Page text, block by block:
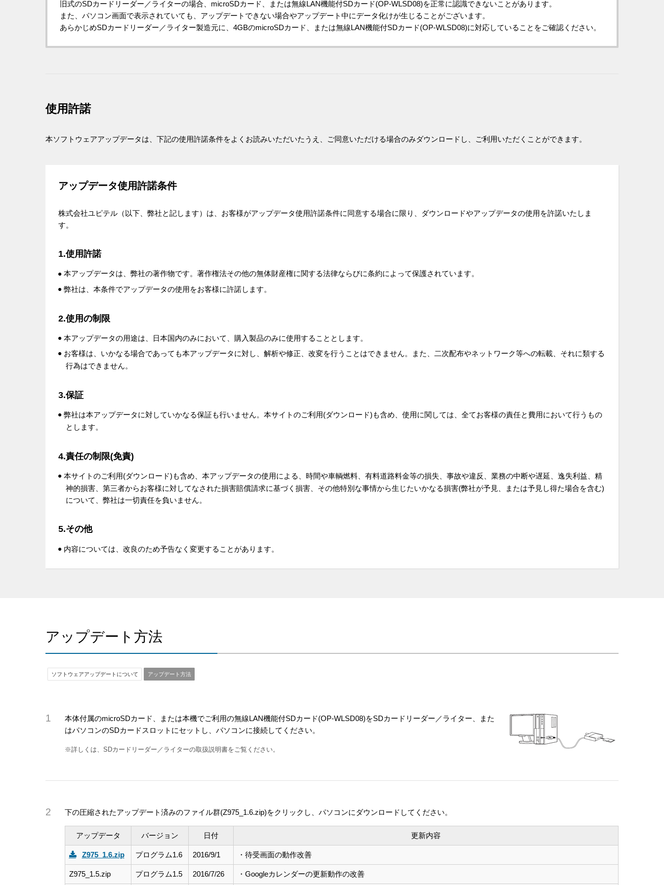
旧式のSDカードリーダー／ライターの場合、microSDカード、または無線LAN機能付SDカード(OP-WLSD08)を正常に認識できないことがあります。
また、パソコン画面で表示されていても、アップデートできない場合やアップデート中にデータ化けが生じることがございます。
あらかじめSDカードリーダー／ライター製造元に、4GBのmicroSDカード、または無線LAN機能付SDカード(OP-WLSD08)に対応していることをご確認ください。
使用許諾
本ソフトウェアアップデータは、下記の使用許諾条件をよくお読みいただいたうえ、ご同意いただける場合のみダウンロードし、ご利用いただくことができます。
アップデータ使用許諾条件
株式会社ユピテル（以下、弊社と記します）は、お客様がアップデータ使用許諾条件に同意する場合に限り、ダウンロードやアップデータの使用を許諾いたしま
す。
1.使用許諾
本アップデータは、弊社の著作物です。著作権法その他の無体財産権に関する法律ならびに条約によって保護されています。
弊社は、本条件でアップデータの使用をお客様に許諾します。
2.使用の制限
本アップデータの用途は、日本国内のみにおいて、購入製品のみに使用することとします。
お客様は、いかなる場合であっても本アップデータに対し、解析や修正、改変を行うことはできません。また、二次配布やネットワーク等への転載、それに類する
行為はできません。
3.保証
弊社は本アップデータに対していかなる保証も行いません。本サイトのご利用(ダウンロード)も含め、使用に関しては、全てお客様の責任と費用において行うもの
とします。
4.責任の制限(免責)
本サイトのご利用(ダウンロード)も含め、本アップデータの使用による、時間や車輌燃料、有料道路料金等の損失、事故や違反、業務の中断や遅延、逸失利益、精
神的損害、第三者からお客様に対してなされた損害賠償請求に基づく損害、その他特別な事情から生じたいかなる損害(弊社が予見、または予見し得た場合を含む)
について、弊社は一切責任を負いません。
5.その他
内容については、改良のため予告なく変更することがあります。
アップデート方法
ソフトウェアアップデートについて アップデート方法
本体付属のmicroSDカード、または本機でご利用の無線LAN機能付SDカード(OP-WLSD08)をSDカードリーダー／ライター、また
はパソコンのSDカードスロットにセットし、パソコンに接続してください。
※詳しくは、SDカードリーダー／ライターの取扱説明書をご覧ください。
下の圧縮されたアップデート済みのファイル群(Z975_1.6.zip)をクリックし、パソコンにダウンロードしてください。
アップデータ バージョン 日付 更新内容
Z975_1.6.zip プログラム1.6 2016/9/1 ・待受画面の動作改善
Z975_1.5.zip プログラム1.5 2016/7/26 ・Googleカレンダーの更新動作の改善